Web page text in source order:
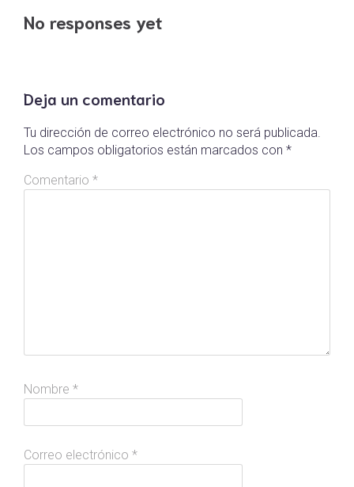
No responses yet
Deja un comentario
Tu dirección de correo electrónico no será publicada.
Los campos obligatorios están marcados con *
Comentario *
Nombre *
Correo electrónico *